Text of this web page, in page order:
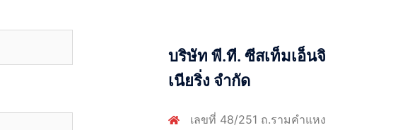
บริษัท พี.ที. ซีสเท็มเอ็นจิ
เนียริ่ง จำกัด
เลขที่ 48/251 ถ.รามคำแหง